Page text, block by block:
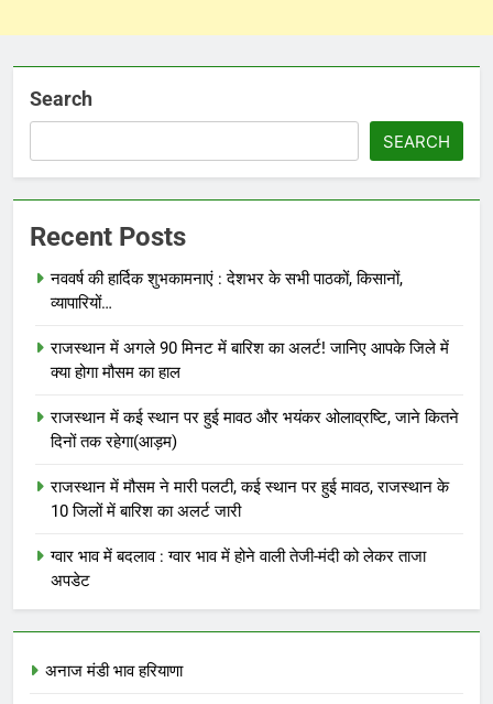
Search
SEARCH
Recent Posts
नववर्ष की हार्दिक शुभकामनाएं : देशभर के सभी पाठकों, किसानों,
व्यापारियों…
राजस्थान में अगले 90 मिनट में बारिश का अलर्ट! जानिए आपके जिले में
क्या होगा मौसम का हाल
राजस्थान में कई स्थान पर हुई मावठ और भयंकर ओलाव्रष्टि, जाने कितने
दिनों तक रहेगा(आड़म)
राजस्थान में मौसम ने मारी पलटी, कई स्थान पर हुई मावठ, राजस्थान के
10 जिलों में बारिश का अलर्ट जारी
ग्वार भाव में बदलाव : ग्वार भाव में होने वाली तेजी-मंदी को लेकर ताजा
अपडेट
अनाज मंडी भाव हरियाणा